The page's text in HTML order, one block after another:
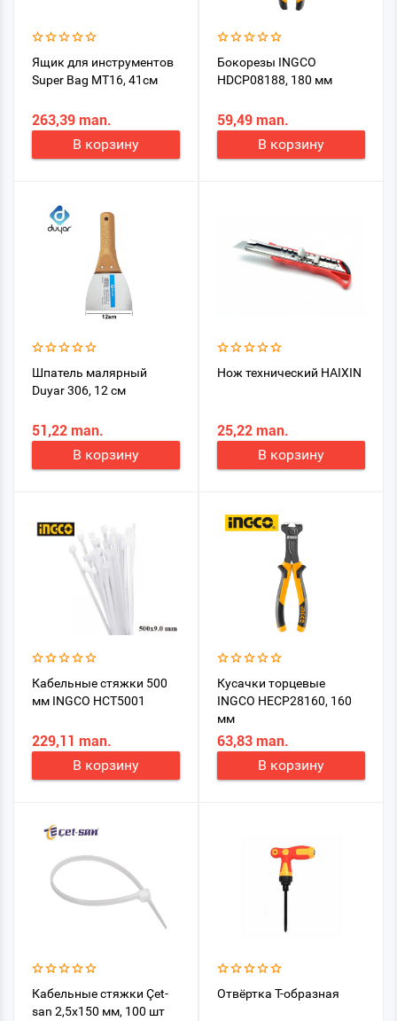
Ящик для инструментов
Super Bag MT16, 41см
263,39 man.
В корзину
Бокорезы INGCO
HDCP08188, 180 мм
59,49 man.
В корзину
Шпатель малярный
Duyar 306, 12 см
51,22 man.
В корзину
Нож технический HAIXIN
25,22 man.
В корзину
Кабельные стяжки 500
мм INGCO HCT5001
229,11 man.
В корзину
Кусачки торцевые
INGCO HECP28160, 160
мм
63,83 man.
В корзину
Кабельные стяжки Çet-
san 2,5x150 мм, 100 шт
Отвёртка Т-образная